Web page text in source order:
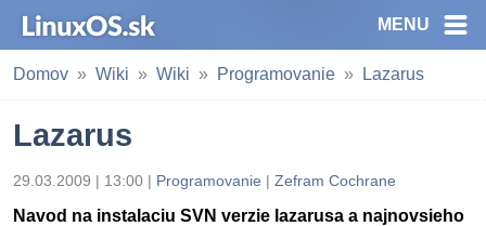
MENU
Domov Wiki Wiki Programovanie Lazarus
Lazarus
29.03.2009 | 13:00 | Programovanie | Zefram Cochrane
Navod na instalaciu SVN verzie lazarusa a najnovsieho